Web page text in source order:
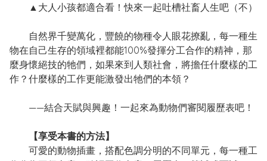
▲大人小孩都適合看！快來一起吐槽社畜人生吧（不）
自然界千變萬化，豐饒的物種令人眼花撩亂，每一種生
物在自己生存的領域裡都能100%發揮分工合作的精神，那
麼身懷絕技的牠們，如果來到人類社會，將擔任什麼樣的工
作？什麼樣的工作更能激發出牠們的本領？
——結合天賦與興趣！一起來為動物們審閱履歷表吧！
【享受本書的方法】
可愛的動物插畫，搭配色調分明的不同單元，每一種工